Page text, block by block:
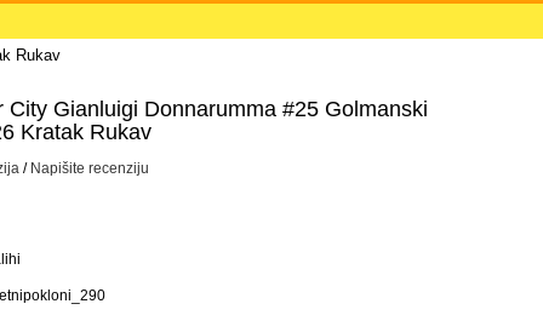
Rukav
City Gianluigi Donnarumma #25 Golmanski
Kratak Rukav
/ Napišite recenziju